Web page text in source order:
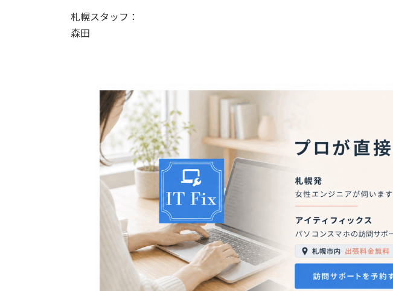
札幌スタッフ：
森田